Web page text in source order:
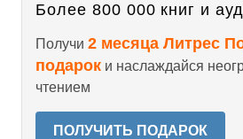
Более 800 000 книг и
Получи 2 месяца Литрес
подарок и наслаждайся
чтением
ПОЛУЧИТЬ ПОДАРОК